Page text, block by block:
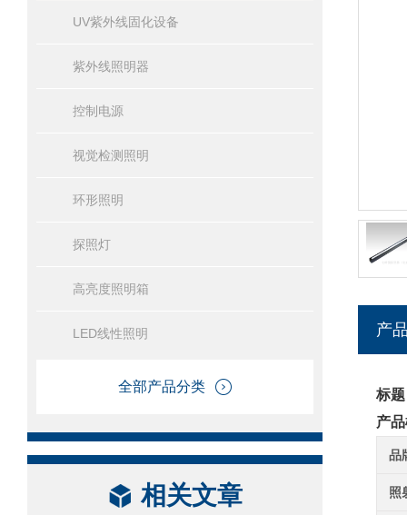
UV紫外线固化设备
紫外线照明器
控制电源
视觉检测照明
环形照明
探照灯
高亮度照明箱
LED线性照明
全部产品分类
相关文章
产
标
产
品
照